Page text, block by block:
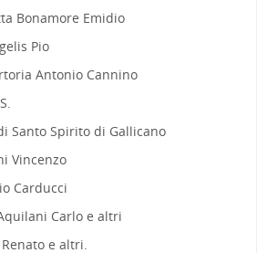
Bonamore Emidio
Pio
Antonio Cannino
Santo Spirito di Gallicano
Vincenzo
Carducci
Carlo e altri
e altri.